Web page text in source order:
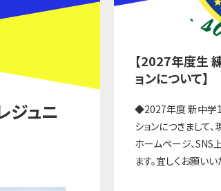
ジュニ
【2027年度生
ョンについて】
◆2027年度 新中学
ションにつきまして
ホームページ、SNS
ます。宜しくお願いい